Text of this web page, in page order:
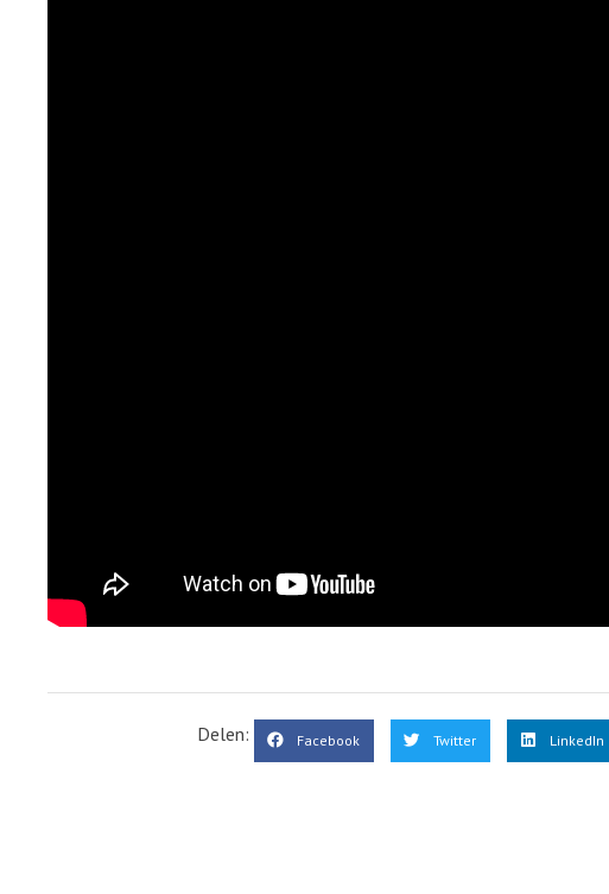
Delen: Facebook Twitter LinkedIn